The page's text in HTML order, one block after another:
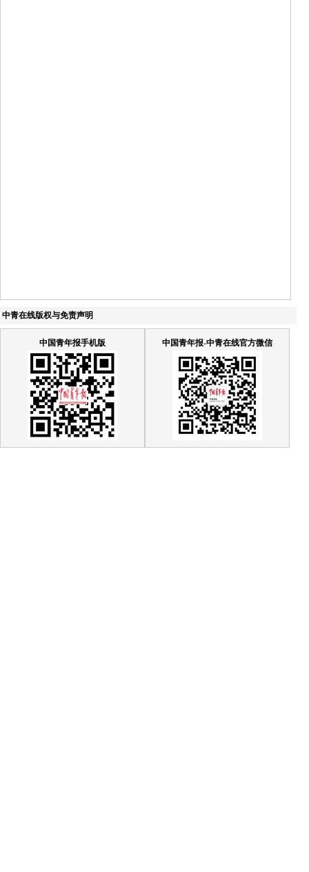
中青在线版权与免责声明
中国青年报手机版 中国青年报-中青在线官方微信